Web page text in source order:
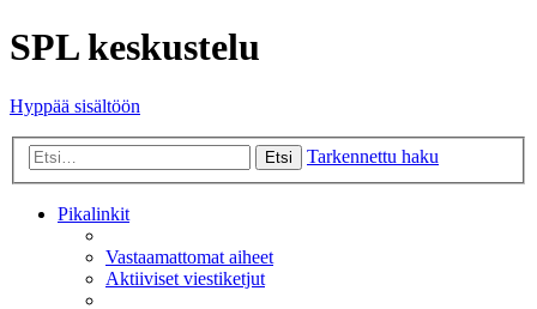
SPL keskustelu
Hyppää sisältöön
Etsi Tarkennettu haku
Pikalinkit
Vastaamattomat aiheet
Aktiiviset viestiketjut